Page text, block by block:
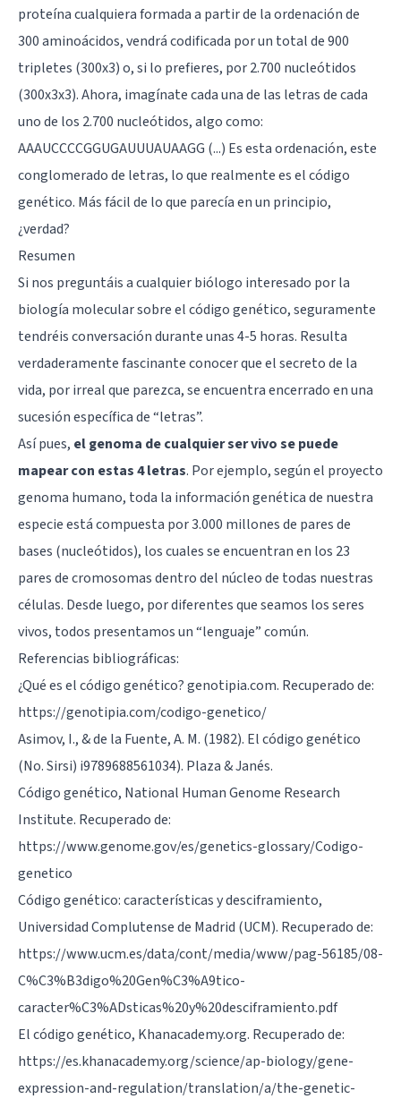
proteína cualquiera formada a partir de la ordenación de
300 aminoácidos, vendrá codificada por un total de 900
tripletes (300x3) o, si lo prefieres, por 2.700 nucleótidos
(300x3x3). Ahora, imagínate cada una de las letras de cada
uno de los 2.700 nucleótidos, algo como:
AAAUCCCCGGUGAUUUAUAAGG (...) Es esta ordenación, este
conglomerado de letras, lo que realmente es el código
genético. Más fácil de lo que parecía en un principio,
¿verdad?
Resumen
Si nos preguntáis a cualquier biólogo interesado por la
biología molecular sobre el código genético, seguramente
tendréis conversación durante unas 4-5 horas. Resulta
verdaderamente fascinante conocer que el secreto de la
vida, por irreal que parezca, se encuentra encerrado en una
sucesión específica de “letras”.
Así pues, el genoma de cualquier ser vivo se puede
mapear con estas 4 letras. Por ejemplo, según el proyecto
genoma humano, toda la información genética de nuestra
especie está compuesta por 3.000 millones de pares de
bases (nucleótidos), los cuales se encuentran en los 23
pares de cromosomas dentro del núcleo de todas nuestras
células. Desde luego, por diferentes que seamos los seres
vivos, todos presentamos un “lenguaje” común.
Referencias bibliográficas:
¿Qué es el código genético? genotipia.com. Recuperado de:
https://genotipia.com/codigo-genetico/
Asimov, I., & de la Fuente, A. M. (1982). El código genético
(No. Sirsi) i9789688561034). Plaza & Janés.
Código genético, National Human Genome Research
Institute. Recuperado de:
https://www.genome.gov/es/genetics-glossary/Codigo-
genetico
Código genético: características y desciframiento,
Universidad Complutense de Madrid (UCM). Recuperado de:
https://www.ucm.es/data/cont/media/www/pag-56185/08-
C%C3%B3digo%20Gen%C3%A9tico-
caracter%C3%ADsticas%20y%20desciframiento.pdf
El código genético, Khanacademy.org. Recuperado de:
https://es.khanacademy.org/science/ap-biology/gene-
expression-and-regulation/translation/a/the-genetic-